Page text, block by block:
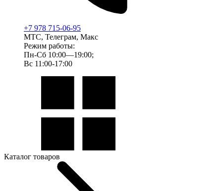
+7 978 715-06-95
МТС, Телеграм, Макс
Режим работы:
Пн-Сб 10:00—19:00;
Вс 11:00-17:00
Каталог товаров